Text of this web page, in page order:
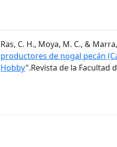
Ras, C. H., Moya, M. C., &
productores de nogal pecán
Hobby".Revista de la Facultad